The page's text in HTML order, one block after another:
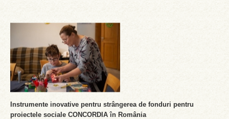
Instrumente inovative pentru strângerea de fonduri pentru
proiectele sociale CONCORDIA în România